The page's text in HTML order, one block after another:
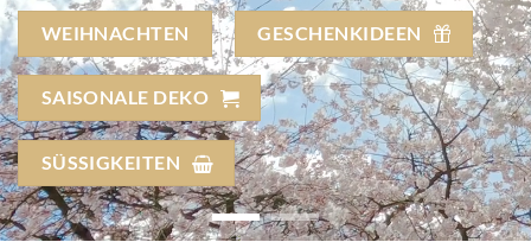
WEIHNACHTEN GESCHENKIDEEN
SAISONALE DEKO
SÜSSIGKEITEN